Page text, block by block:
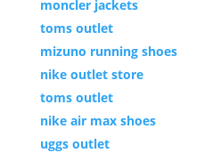
moncler jackets
toms outlet
mizuno running shoes
nike outlet store
toms outlet
nike air max shoes
uggs outlet